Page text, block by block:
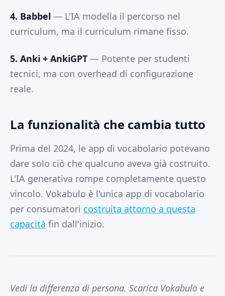
4. Babbel — L'IA modella il percorso nel
curriculum, ma il curriculum rimane fisso.
5. Anki + AnkiGPT — Potente per studenti
tecnici, ma con overhead di configurazione
reale.
La funzionalità che cambia tutto
Prima del 2024, le app di vocabolario potevano
dare solo ciò che qualcuno aveva già costruito.
L'IA generativa rompe completamente questo
vincolo. Vokabulo è l'unica app di vocabolario
per consumatori costruita attorno a questa
capacità fin dall'inizio.
Vedi la differenza di persona. Scarica Vokabulo e